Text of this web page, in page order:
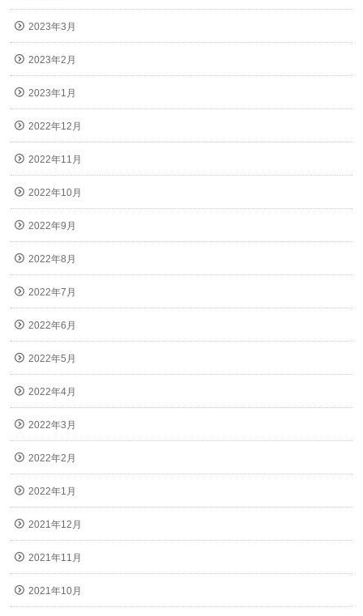
2023年3月
2023年2月
2023年1月
2022年12月
2022年11月
2022年10月
2022年9月
2022年8月
2022年7月
2022年6月
2022年5月
2022年4月
2022年3月
2022年2月
2022年1月
2021年12月
2021年11月
2021年10月